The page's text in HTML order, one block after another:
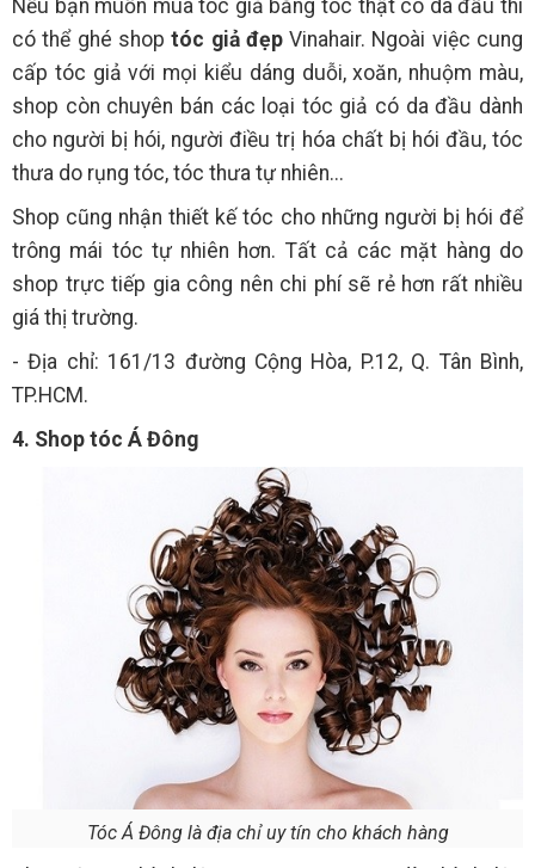
Nếu bạn muốn mua tóc giả bằng tóc thật có da đầu thì
có thể ghé shoptóc giả đẹpVinahair. Ngoài việc cung
cấp tóc giả với mọi kiểu dáng duỗi, xoăn, nhuộm màu,
shop còn chuyên bán các loại tóc giả có da đầu dành
cho người bị hói, người điều trị hóa chất bị hói đầu, tóc
thưa do rụng tóc, tóc thưa tự nhiên...
Shop cũng nhận thiết kế tóc cho những người bị hói để
trông mái tóc tự nhiên hơn. Tất cả các mặt hàng do
shop trực tiếp gia công nên chi phí sẽ rẻ hơn rất nhiều
giá thị trường.
- Địa chỉ: 161/13 đường Cộng Hòa, P.12, Q. Tân Bình,
TP.HCM.
4. Shop tóc Á Đông
Tóc Á Đông là địa chỉ uy tín cho khách hàng